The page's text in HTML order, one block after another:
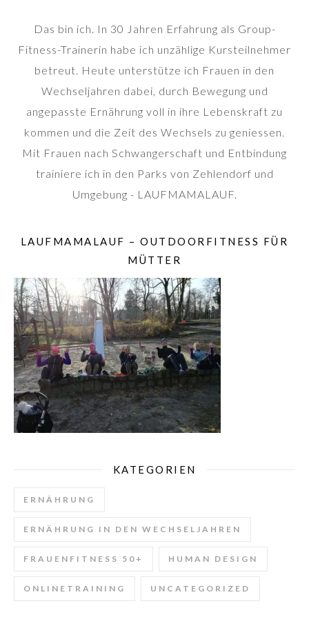
Das bin ich. In 30 Jahren Erfahrung als Group-
Fitness-Trainerin habe ich unzählige Kursteilnehmer
betreut. Heute unterstütze ich Frauen in den
Wechseljahren dabei, durch Bewegung und
angepasste Ernährung voll in ihre Lebenskraft zu
kommen und die Zeit des Wechsels zu geniessen.
Mit Frauen nach Schwangerschaft und Entbindung
trainiere ich in den Parks von Zehlendorf und
Umgebung - LAUFMAMALAUF.
LAUFMAMALAUF – OUTDOORFITNESS FÜR
MÜTTER
KATEGORIEN
ERNÄHRUNG
ERNÄHRUNG IN DEN WECHSELJAHREN
FRAUENFITNESS 50+ HUMAN DESIGN
ONLINETRAINING UNCATEGORIZED